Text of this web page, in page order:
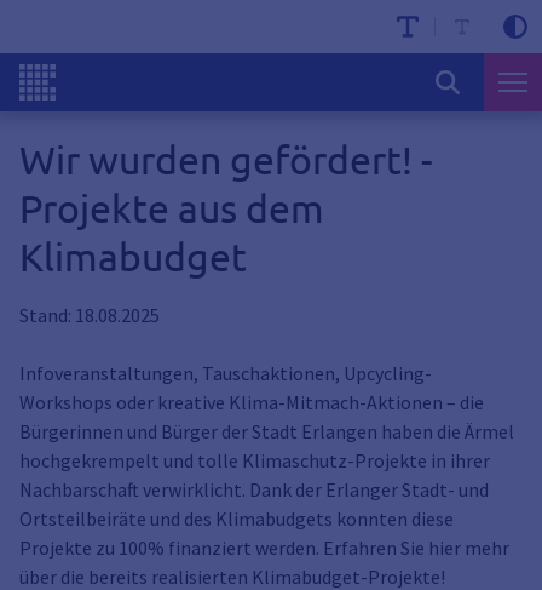
Wir wurden gefördert! -
Projekte aus dem
Klimabudget
Stand: 18.08.2025
Infoveranstaltungen, Tauschaktionen, Upcycling-
Workshops oder kreative Klima-Mitmach-Aktionen – die
Bürgerinnen und Bürger der Stadt Erlangen haben die Ärmel
hochgekrempelt und tolle Klimaschutz-Projekte in ihrer
Nachbarschaft verwirklicht. Dank der Erlanger Stadt- und
Ortsteilbeiräte und des Klimabudgets konnten diese
Projekte zu 100% finanziert werden. Erfahren Sie hier mehr
über die bereits realisierten Klimabudget-Projekte!